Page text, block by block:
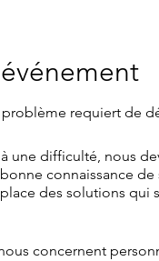
problème requiert de
une difficulté, nous
connaissance
des solutions qui
concernent